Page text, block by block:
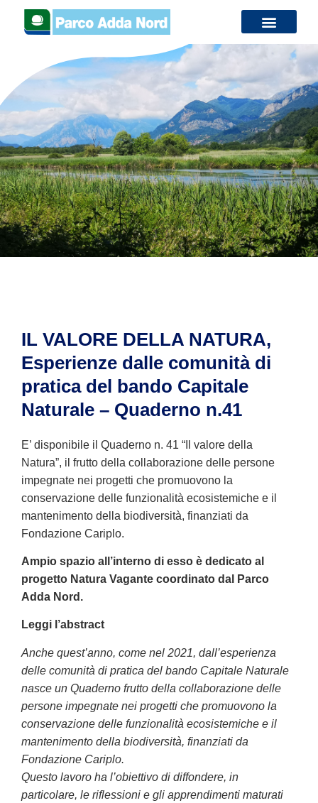
IL VALORE DELLA NATURA,
Esperienze dalle comunità di
pratica del bando Capitale
Naturale – Quaderno n.41
E’ disponibile il Quaderno n. 41 “Il valore della
Natura”, il frutto della collaborazione delle persone
impegnate nei progetti che promuovono la
conservazione delle funzionalità ecosistemiche e il
mantenimento della biodiversità, finanziati da
Fondazione Cariplo.
Ampio spazio all’interno di esso è dedicato al
progetto Natura Vagante coordinato dal Parco
Adda Nord.
Leggi l’abstract
Anche quest’anno, come nel 2021, dall’esperienza
delle comunità di pratica del bando Capitale Naturale
nasce un Quaderno frutto della collaborazione delle
persone impegnate nei progetti che promuovono la
conservazione delle funzionalità ecosistemiche e il
mantenimento della biodiversità, finanziati da
Fondazione Cariplo.
Questo lavoro ha l’obiettivo di diffondere, in
particolare, le riflessioni e gli apprendimenti maturati